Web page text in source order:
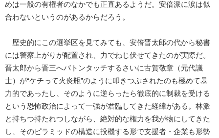
めは一般の有権者のなかでも正直あるようだ。安倍派に涙は似
合わないというのがあるからだろう。
歴史的にこの選挙区を見てみても、安倍晋太郎の代から秘書
には警察上がりが配置され、力でねじ伏せてきたのが実際だ。
晋太郎から晋三へバトンタッチするさいに古賀敬章（元代議
士）が“ケチって火炎瓶”のように叩きつぶされたのも極めて暴
力的であったし、そのように逆らったら徹底的に制裁を受ける
という恐怖政治によって一強が君臨してきた経緯がある。林派
と持ちつ持たれつしながら、絶対的な権力を我が物にしてきた
し、そのピラミッドの構造に投機する形で支援者・企業も形勢